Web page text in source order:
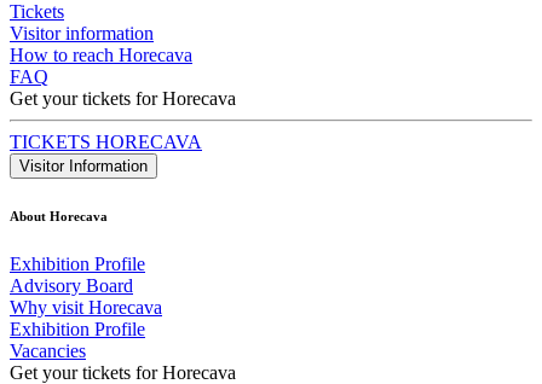
Tickets
Visitor information
How to reach Horecava
FAQ
Get your tickets for Horecava
TICKETS HORECAVA
Visitor Information
About Horecava
Exhibition Profile
Advisory Board
Why visit Horecava
Exhibition Profile
Vacancies
Get your tickets for Horecava